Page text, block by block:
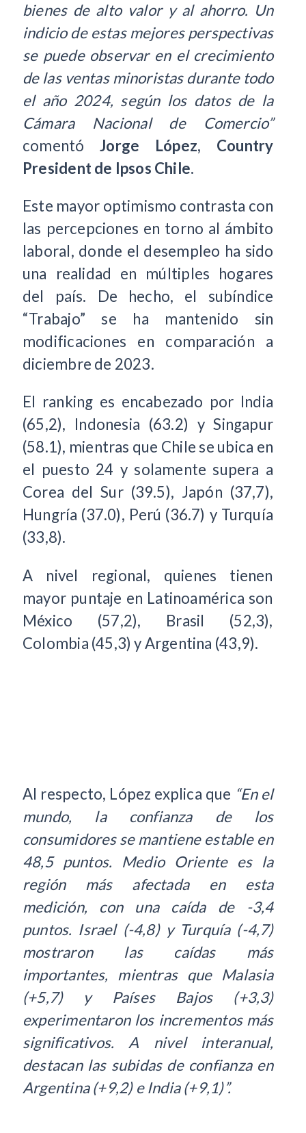
bienes de alto valor y al ahorro. Un
indicio de estas mejores perspectivas
se puede observar en el crecimiento
de las ventas minoristas durante todo
el año 2024, según los datos de la
Cámara Nacional de Comercio”
comentóJorge López, Country
President de Ipsos Chile.
Este mayor optimismo contrasta con
las percepciones en torno al ámbito
laboral, donde el desempleo ha sido
una realidad en múltiples hogares
del país. De hecho, el subíndice
“Trabajo” se ha mantenido sin
modificaciones en comparación a
diciembre de 2023.
El ranking es encabezado por India
(65,2), Indonesia (63.2) y Singapur
(58.1), mientras que Chile se ubica en
el puesto 24 y solamente supera a
Corea del Sur (39.5), Japón (37,7),
Hungría (37.0), Perú (36.7) y Turquía
(33,8).
A nivel regional, quienes tienen
mayor puntaje en Latinoamérica son
México (57,2), Brasil (52,3),
Colombia (45,3) y Argentina (43,9).
Al respecto, López explica que “En el
mundo, la confianza de los
consumidores se mantiene estable en
48,5 puntos. Medio Oriente es la
región más afectada en esta
medición, con una caída de -3,4
puntos. Israel (-4,8) y Turquía (-4,7)
mostraron las caídas más
importantes, mientras que Malasia
(+5,7) y Países Bajos (+3,3)
experimentaron los incrementos más
significativos. A nivel interanual,
destacan las subidas de confianza en
Argentina (+9,2) e India (+9,1)”.